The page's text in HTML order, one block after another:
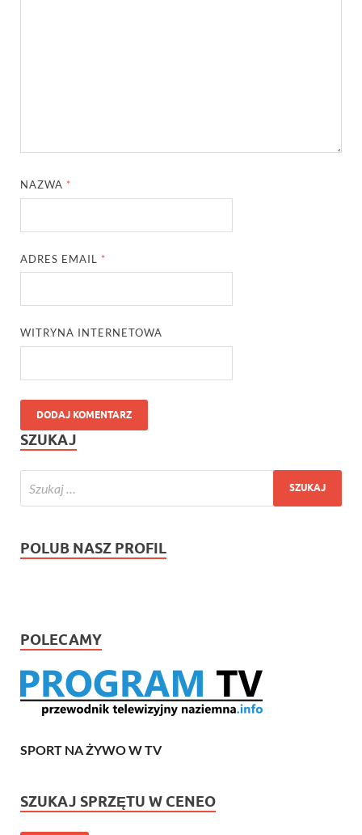
NAZWA *
ADRES EMAIL *
WITRYNA INTERNETOWA
SZUKAJ
POLUB NASZ PROFIL
POLECAMY
SPORT NA ŻYWO W TV
SZUKAJ SPRZĘTU W CENEO